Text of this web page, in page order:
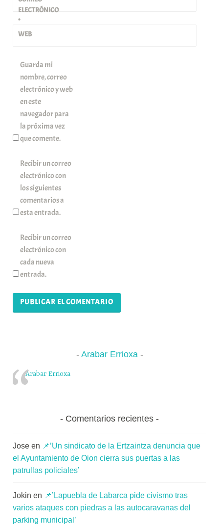
ELECTRÓNICO
*
WEB
Guarda mi
nombre, correo
electrónico y web
en este
navegador para
la próxima vez
que comente.
Recibir un correo
electrónico con
los siguientes
comentarios a
esta entrada.
Recibir un correo
electrónico con
cada nueva
entrada.
Arabar Errioxa
Arabar Errioxa
Comentarios recientes
Jose en 📌’Un sindicato de la Ertzaintza denuncia que
el Ayuntamiento de Oion cierra sus puertas a las
patrullas policiales’
Jokin en 📌’Lapuebla de Labarca pide civismo tras
varios ataques con piedras a las autocaravanas del
parking municipal’